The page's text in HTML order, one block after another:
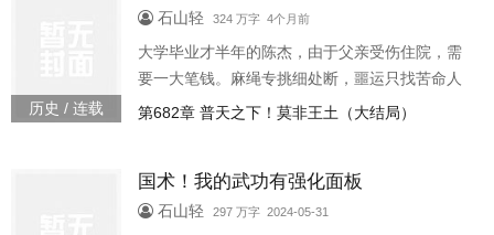
历史 / 连载
石山轻 324 万字 4个月前
大学毕业才半年的陈杰，由于父亲受伤住院，需
要一大笔钱。麻绳专挑细处断，噩运只找苦命人
人越穷，越借国术大宗师196254
第682章 普天之下！莫非王土（大结局）
国术！我的武功有强化面板
石山轻 297 万字 2024-05-31